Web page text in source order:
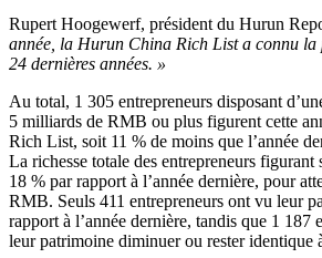
Rupert Hoogewerf, président du Hurun
année, la Hurun China Rich List a connu la
24 dernières années. »
Au total, 1 305 entrepreneurs disposant
5 milliards de RMB ou plus figurent cette
Rich List, soit 11 % de moins que l’année
La richesse totale des entrepreneurs
18 % par rapport à l’année dernière, pour
RMB. Seuls 411 entrepreneurs ont vu leur
rapport à l’année dernière, tandis que 1 187
leur patrimoine diminuer ou rester identique